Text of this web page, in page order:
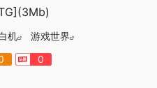
机
游戏世界
0